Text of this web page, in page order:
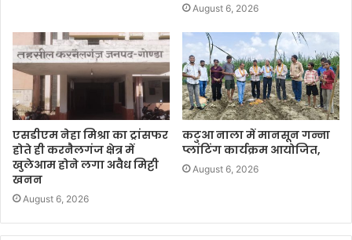
August 6, 2026
एसडीएम नेहा मिश्रा का ट्रांसफर
होते ही करनैलगंज क्षेत्र में
खुलेआम होने लगा अवैध मिट्टी
खनन
August 6, 2026
कटुआ नाला में मानसून गन्ना
प्लांटिंग कार्यक्रम आयोजित,
August 6, 2026